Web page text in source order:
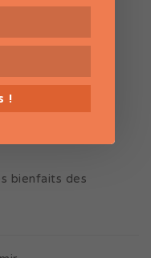
bienfaits des
!